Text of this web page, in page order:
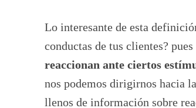
Lo interesante de esta
conductas de tus clientes?
reaccionan ante ciertos
nos podemos dirigirnos hacia
llenos de información sobre